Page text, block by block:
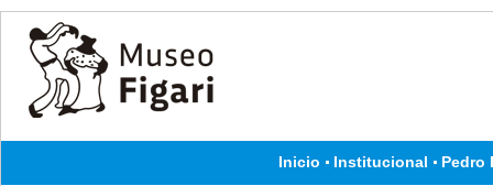
Inicio Institucional Pedro